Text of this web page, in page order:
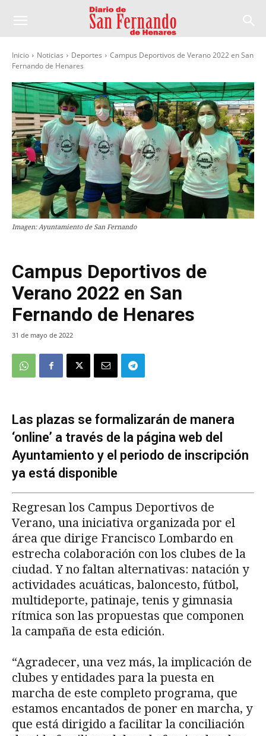
Inicio Noticias Deportes
Campus Deportivos de Verano 2022 en San
Fernando de Henares
Imagen: Ayuntamiento de San Fernando
Campus Deportivos de
Verano 2022 en San
Fernando de Henares
31 de mayo de 2022
Las plazas se formalizarán de manera
‘online’ a través de la página web del
Ayuntamiento y el periodo de inscripción
ya está disponible
Regresan los Campus Deportivos de
Verano, una iniciativa organizada por el
área que dirige Francisco Lombardo en
estrecha colaboración con los clubes de la
ciudad. Y no faltan alternativas: natación y
actividades acuáticas, baloncesto, fútbol,
multideporte, patinaje, tenis y gimnasia
rítmica son las propuestas que componen
la campaña de esta edición.
“Agradecer, una vez más, la implicación de
clubes y entidades para la puesta en
marcha de este completo programa, que
estamos encantados de poner en marcha, y
que está dirigido a facilitar la conciliación